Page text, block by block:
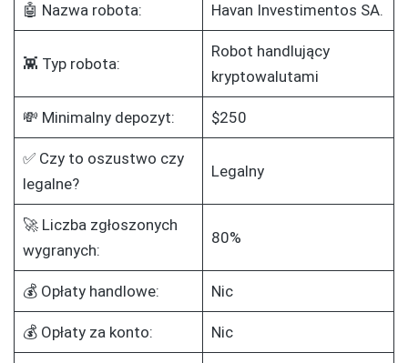
🤖 Nazwa robota: Havan Investimentos SA.
👾 Typ robota:
Robot handlujący
kryptowalutami
💸 Minimalny depozyt: $250
✅ Czy to oszustwo czy
legalne?
Legalny
🚀 Liczba zgłoszonych
wygranych:
80%
💰 Opłaty handlowe: Nic
💰 Opłaty za konto: Nic